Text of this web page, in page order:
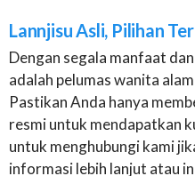
LannjisuAsli, Pilihan
Dengan segala manfaat
adalah pelumas wanita
Pastikan Anda hanya
resmi untuk mendapatkan
untuk menghubungi kami
informasi lebih lanjut atau